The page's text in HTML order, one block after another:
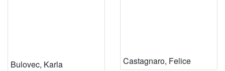
Bulovec, Karla Castagnaro, Felice